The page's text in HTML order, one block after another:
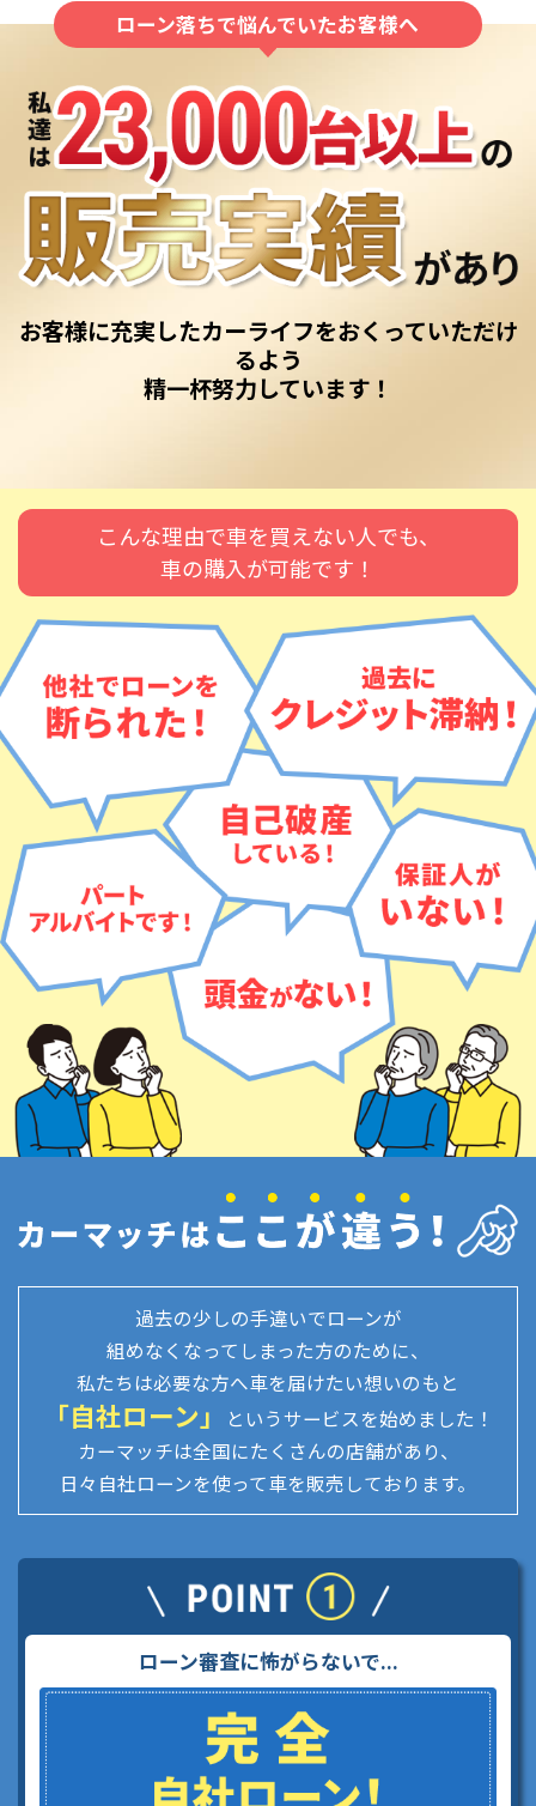
ローン落ちで悩んでいたお客様へ
お客様に充実したカーライフをおくっていただけ
るよう
精一杯努力しています！
こんな理由で車を買えない人でも、
車の購入が可能です！
過去の少しの手違いでローンが
組めなくなってしまった方のために、
私たちは必要な方へ車を届けたい想いのもと
「自社ローン」
というサービスを始めました！
カーマッチは全国にたくさんの店舗があり、
日々自社ローンを使って車を販売しております。
ローン審査に怖がらないで...